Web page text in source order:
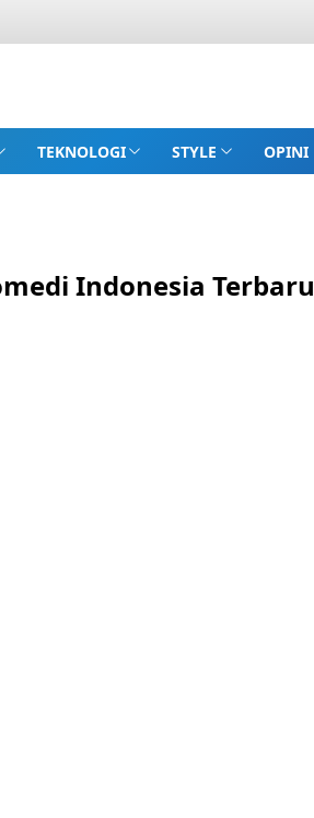
TEKNOLOGI STYLE OPINI
Indonesia Terbaru